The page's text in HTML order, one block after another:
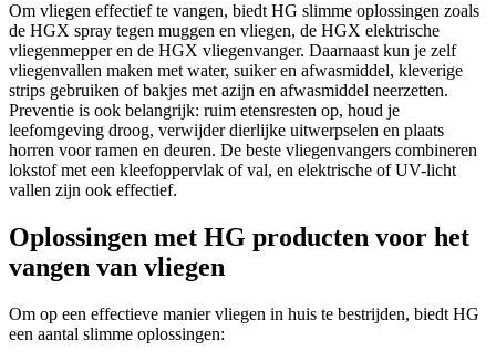
Om vliegen effectief te vangen, biedt HG slimme oplossingen zoals
de HGX spray tegen muggen en vliegen, de HGX elektrische
vliegenmepper en de HGX vliegenvanger. Daarnaast kun je zelf
vliegenvallen maken met water, suiker en afwasmiddel, kleverige
strips gebruiken of bakjes met azijn en afwasmiddel neerzetten.
Preventie is ook belangrijk: ruim etensresten op, houd je
leefomgeving droog, verwijder dierlijke uitwerpselen en plaats
horren voor ramen en deuren. De beste vliegenvangers combineren
lokstof met een kleefoppervlak of val, en elektrische of UV-licht
vallen zijn ook effectief.
Oplossingen met HG producten voor het
vangen van vliegen
Om op een effectieve manier vliegen in huis te bestrijden, biedt HG
een aantal slimme oplossingen: